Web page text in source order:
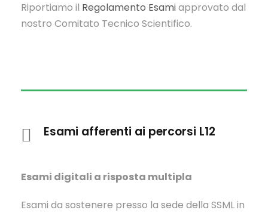
Riportiamo il Regolamento Esamiapprovato dal
nostro Comitato Tecnico Scientifico.
Esami afferenti ai percorsi L12
Esami digitali a risposta multipla
Esami da sostenere presso la sede della SSML in